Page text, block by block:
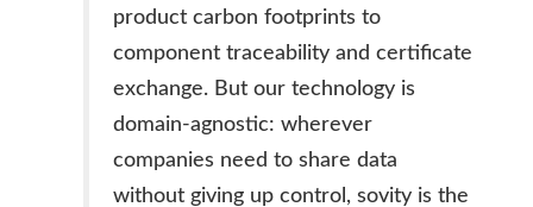
product carbon footprints to
component traceability and certificate
exchange. But our technology is
domain-agnostic: wherever
companies need to share data
without giving up control, sovity is the